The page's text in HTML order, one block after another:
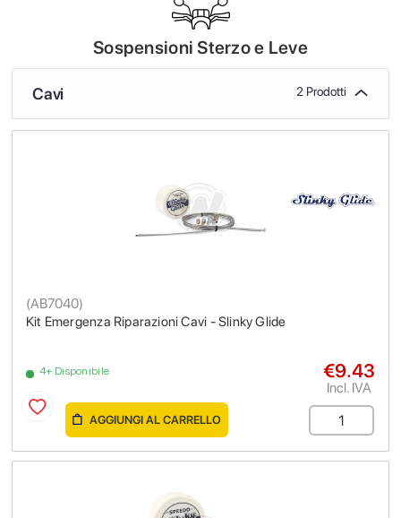
Sospensioni Sterzo e Leve
Cavi 2 Prodotti
Kit Emergenza Riparazioni Cavi - Slinky Glide
(AB7040)
4+ Disponibile €9.43
Incl. IVA
AGGIUNGI AL CARRELLO